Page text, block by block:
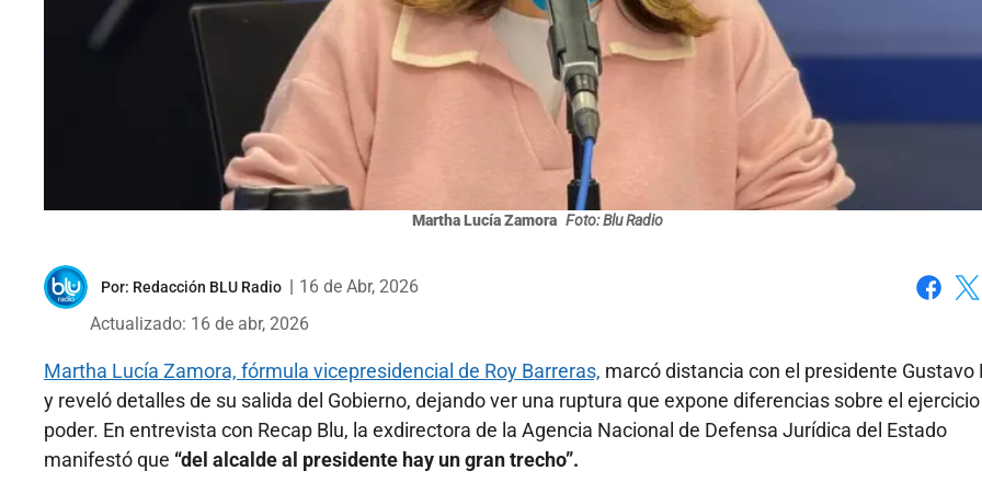
Martha Lucía Zamora Foto: Blu Radio
Por: Redacción BLU Radio
16 de Abr, 2026
Actualizado: 16 de abr, 2026
Martha Lucía Zamora, fórmula vicepresidencial de Roy Barreras, marcó distancia con el presidente Gustavo
y reveló detalles de su salida del Gobierno, dejando ver una ruptura que expone diferencias sobre el
poder. En entrevista con Recap Blu, la exdirectora de la Agencia Nacional de Defensa Jurídica del Estado
manifestó que “del alcalde al presidente hay un gran trecho”.